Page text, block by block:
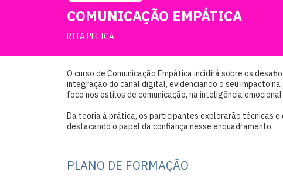
COMUNICAÇÃO EMPÁTICA
RITA PELICA
O curso de Comunicação Empática incidirá sobre os
integração do canal digital, evidenciando o seu impacto
foco nos estilos de comunicação, na inteligência
Da teoria à prática, os participantes explorarão técnicas
destacando o papel da confiança nesse enquadramento.
PLANO DE FORMAÇÃO